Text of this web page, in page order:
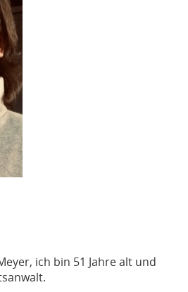
ich bin 51 Jahre alt und